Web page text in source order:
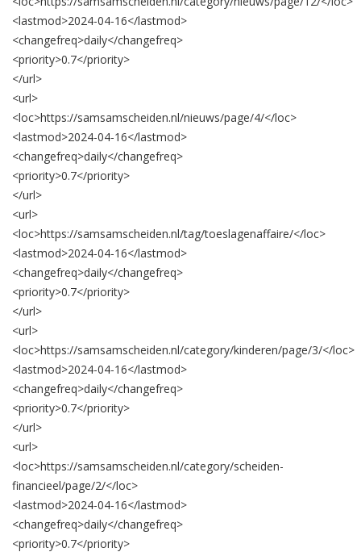
<lastmod>2024-04-16</lastmod>
<changefreq>daily</changefreq>
<priority>0.7</priority>
</url>
<url>
<loc>https://samsamscheiden.nl/nieuws/page/4/</loc>
<lastmod>2024-04-16</lastmod>
<changefreq>daily</changefreq>
<priority>0.7</priority>
</url>
<url>
<loc>https://samsamscheiden.nl/tag/toeslagenaffaire/</loc>
<lastmod>2024-04-16</lastmod>
<changefreq>daily</changefreq>
<priority>0.7</priority>
</url>
<url>
<loc>https://samsamscheiden.nl/category/kinderen/page/3/</loc>
<lastmod>2024-04-16</lastmod>
<changefreq>daily</changefreq>
<priority>0.7</priority>
</url>
<url>
<loc>https://samsamscheiden.nl/category/scheiden-
financieel/page/2/</loc>
<lastmod>2024-04-16</lastmod>
<changefreq>daily</changefreq>
<priority>0.7</priority>